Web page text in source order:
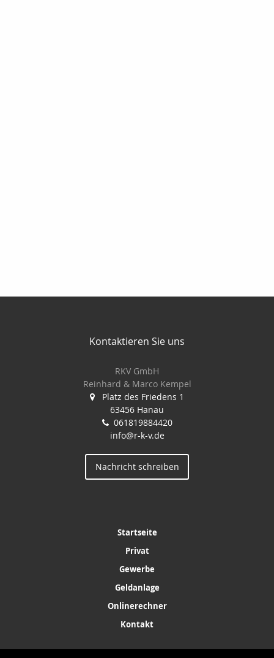
Kontaktieren Sie uns
RKV GmbH
Reinhard & Marco Kempel
Platz des Friedens 1
63456 Hanau
061819884420
info@r-k-v.de
Nachricht schreiben
Startseite
Privat
Gewerbe
Geldanlage
Onlinerechner
Kontakt